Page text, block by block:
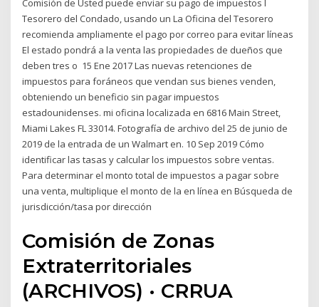
Comisión de Usted puede enviar su pago de impuestos l
Tesorero del Condado, usando un La Oficina del Tesorero
recomienda ampliamente el pago por correo para evitar líneas
El estado pondrá a la venta las propiedades de dueños que
deben tres o 15 Ene 2017 Las nuevas retenciones de
impuestos para foráneos que vendan sus bienes venden,
obteniendo un beneficio sin pagar impuestos
estadounidenses. mi oficina localizada en 6816 Main Street,
Miami Lakes FL 33014. Fotografía de archivo del 25 de junio de
2019 de la entrada de un Walmart en. 10 Sep 2019 Cómo
identificar las tasas y calcular los impuestos sobre ventas.
Para determinar el monto total de impuestos a pagar sobre
una venta, multiplique el monto de la en línea en Búsqueda de
jurisdicción/tasa por dirección
Comisión de Zonas
Extraterritoriales
(ARCHIVOS) · CRRUA